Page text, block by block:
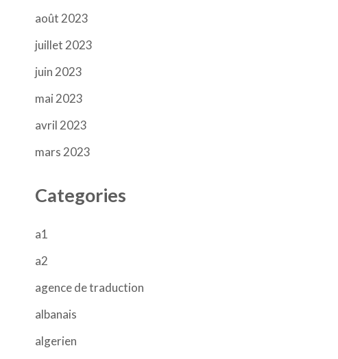
août 2023
juillet 2023
juin 2023
mai 2023
avril 2023
mars 2023
Categories
a1
a2
agence de traduction
albanais
algerien